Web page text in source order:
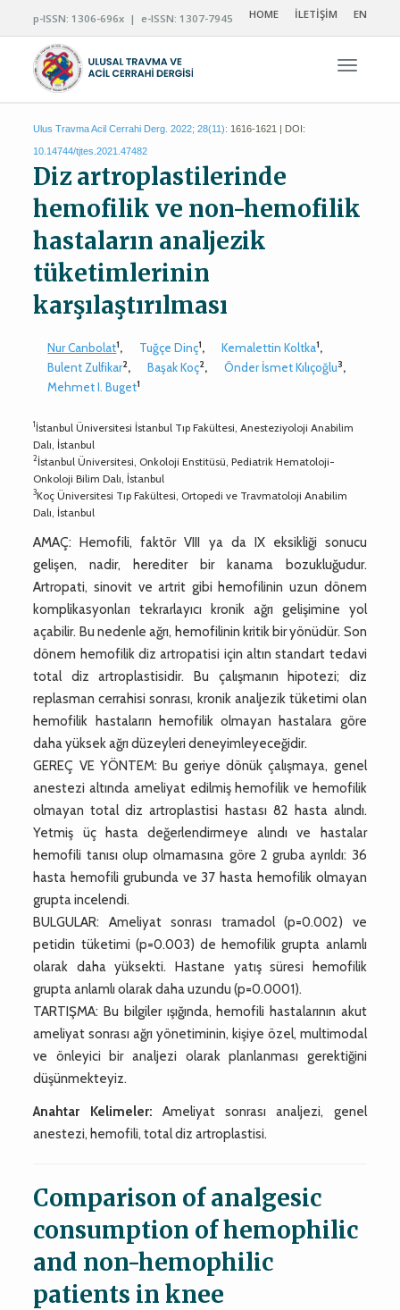
p-ISSN: 1306-696x | e-ISSN: 1307-7945 HOME İLETİŞİM EN
Ulus Travma Acil Cerrahi Derg. 2022; 28(11): 1616-1621 | DOI:
10.14744/tjtes.2021.47482
Diz artroplastilerinde
hemofilik ve non-hemofilik
hastaların analjezik
tüketimlerinin
karşılaştırılması
Nur Canbolat1, Tuğçe Dinç1, Kemalettin Koltka1,
Bulent Zulfikar2, Başak Koç2, Önder İsmet Kılıçoğlu3,
Mehmet I. Buget1
1İstanbul Üniversitesi İstanbul Tıp Fakültesi, Anesteziyoloji Anabilim
Dalı, İstanbul
2İstanbul Üniversitesi, Onkoloji Enstitüsü, Pediatrik Hematoloji-
Onkoloji Bilim Dalı, İstanbul
3Koç Üniversitesi Tıp Fakültesi, Ortopedi ve Travmatoloji Anabilim
Dalı, İstanbul
AMAÇ: Hemofili, faktör VIII ya da IX eksikliği sonucu
gelişen, nadir, herediter bir kanama bozukluğudur.
Artropati, sinovit ve artrit gibi hemofilinin uzun dönem
komplikasyonları tekrarlayıcı kronik ağrı gelişimine yol
açabilir. Bu nedenle ağrı, hemofilinin kritik bir yönüdür. Son
dönem hemofilik diz artropatisi için altın standart tedavi
total diz artroplastisidir. Bu çalışmanın hipotezi; diz
replasman cerrahisi sonrası, kronik analjezik tüketimi olan
hemofilik hastaların hemofilik olmayan hastalara göre
daha yüksek ağrı düzeyleri deneyimleyeceğidir.
GEREÇ VE YÖNTEM: Bu geriye dönük çalışmaya, genel
anestezi altında ameliyat edilmiş hemofilik ve hemofilik
olmayan total diz artroplastisi hastası 82 hasta alındı.
Yetmiş üç hasta değerlendirmeye alındı ve hastalar
hemofili tanısı olup olmamasına göre 2 gruba ayrıldı: 36
hasta hemofili grubunda ve 37 hasta hemofilik olmayan
grupta incelendi.
BULGULAR: Ameliyat sonrası tramadol (p=0.002) ve
petidin tüketimi (p=0.003) de hemofilik grupta anlamlı
olarak daha yüksekti. Hastane yatış süresi hemofilik
grupta anlamlı olarak daha uzundu (p=0.0001).
TARTIŞMA: Bu bilgiler ışığında, hemofili hastalarının akut
ameliyat sonrası ağrı yönetiminin, kişiye özel, multimodal
ve önleyici bir analjezi olarak planlanması gerektiğini
düşünmekteyiz.
Anahtar Kelimeler: Ameliyat sonrası analjezi, genel
anestezi, hemofili, total diz artroplastisi.
Comparison of analgesic
consumption of hemophilic
and non-hemophilic
patients in knee